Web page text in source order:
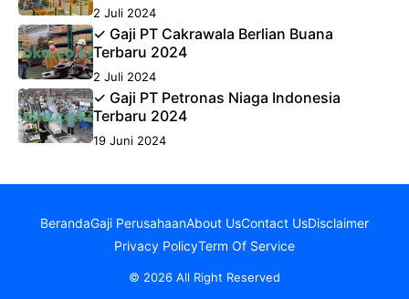
2 Juli 2024
✓ Gaji PT Cakrawala Berlian Buana
Terbaru 2024
2 Juli 2024
✓ Gaji PT Petronas Niaga Indonesia
Terbaru 2024
19 Juni 2024
BerandaGaji PerusahaanAbout UsContact UsDisclaimer
Privacy PolicyTerm Of Service
© 2026 All Right Reserved